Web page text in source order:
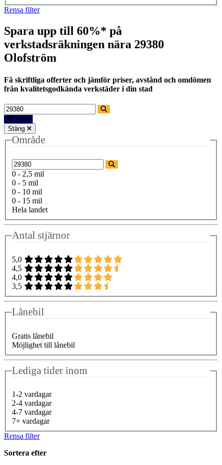
Rensa filter
Spara upp till 60%* på
verkstadsräkningen nära 29380
Olofström
Få skriftliga offerter och jämför priser, avstånd och omdömen
från kvalitetsgodkända verkstäder i din stad
Filter
Stäng
Område
0 - 2,5 mil
0 - 5 mil
0 - 10 mil
0 - 15 mil
Hela landet
Antal stjärnor
5,0
4,5
4,0
3,5
Lånebil
Gratis lånebil
Möjlighet till lånebil
Lediga tider inom
1-2 vardagar
2-4 vardagar
4-7 vardagar
7+ vardagar
Rensa filter
Sortera efter